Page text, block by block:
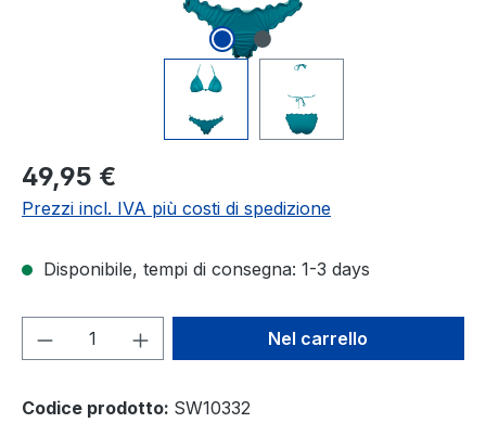
Prezzo normale:
49,95 €
Prezzi incl. IVA più costi di spedizione
Disponibile, tempi di consegna: 1-3 days
Quantità del prodotto: inserisci la
Nel carrello
Codice prodotto: SW10332